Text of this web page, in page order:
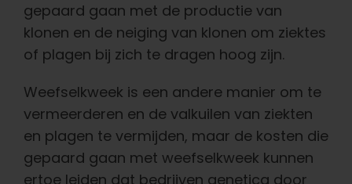
gepaard gaan met de productie van
klonen en de neiging van klonen om ziektes
of plagen bij zich te dragen hoog zijn.
Weefselkweek is een andere manier om te
vermeerderen en de valkuilen van ziekten
en plagen te vermijden, maar de kosten die
gepaard gaan met weefselkweek kunnen
ertoe leiden dat bedrijven genetica door